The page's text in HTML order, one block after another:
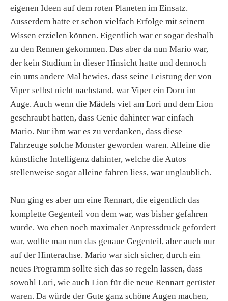
eigenen Ideen auf dem roten Planeten im Einsatz.
Ausserdem hatte er schon vielfach Erfolge mit seinem
Wissen erzielen können. Eigentlich war er sogar deshalb
zu den Rennen gekommen. Das aber da nun Mario war,
der kein Studium in dieser Hinsicht hatte und dennoch
ein ums andere Mal bewies, dass seine Leistung der von
Viper selbst nicht nachstand, war Viper ein Dorn im
Auge. Auch wenn die Mädels viel am Lori und dem Lion
geschraubt hatten, dass Genie dahinter war einfach
Mario. Nur ihm war es zu verdanken, dass diese
Fahrzeuge solche Monster geworden waren. Alleine die
künstliche Intelligenz dahinter, welche die Autos
stellenweise sogar alleine fahren liess, war unglaublich.
Nun ging es aber um eine Rennart, die eigentlich das
komplette Gegenteil von dem war, was bisher gefahren
wurde. Wo eben noch maximaler Anpressdruck gefordert
war, wollte man nun das genaue Gegenteil, aber auch nur
auf der Hinterachse. Mario war sich sicher, durch ein
neues Programm sollte sich das so regeln lassen, dass
sowohl Lori, wie auch Lion für die neue Rennart gerüstet
waren. Da würde der Gute ganz schöne Augen machen,